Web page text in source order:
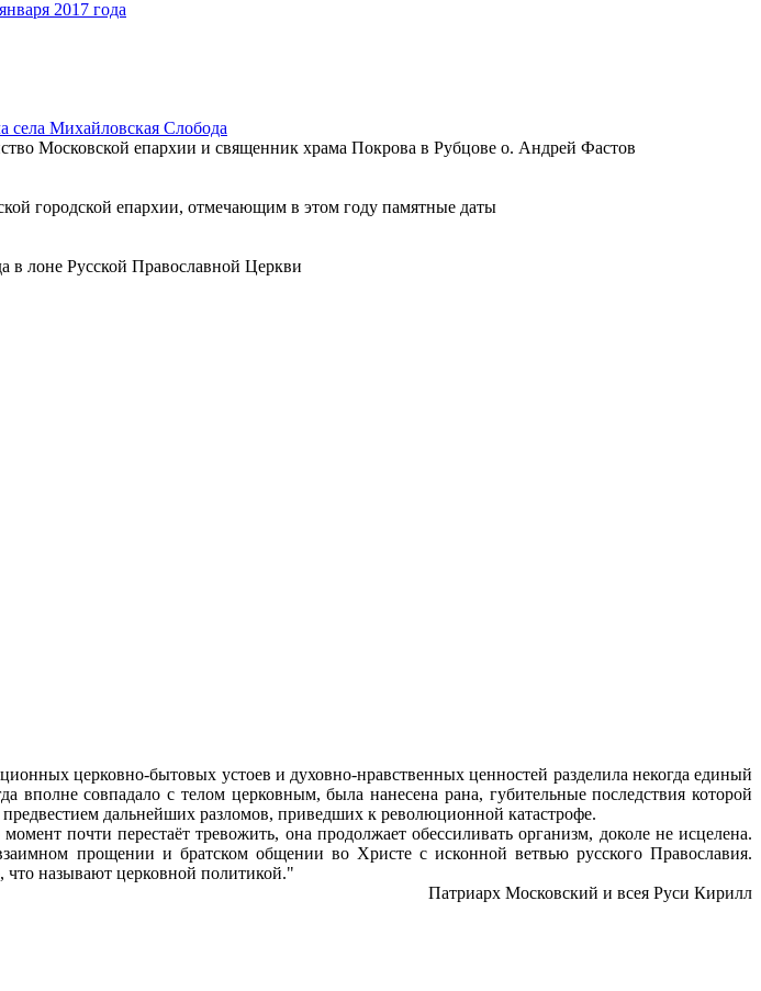
2017 года
села Михайловская Слобода
Московской епархии и священник храма Покрова в Рубцове о. Андрей Фастов
городской епархии, отмечающим в этом году памятные даты
в лоне Русской Православной Церкви
церковно-бытовых устоев и духовно-нравственных ценностей разделила некогда единый
совпадало с телом церковным, была нанесена рана, губительные последствия которой
дальнейших разломов, приведших к революционной катастрофе.
почти перестаёт тревожить, она продолжает обессиливать организм, доколе не исцелена.
прощении и братском общении во Христе с исконной ветвью русского Православия.
что называют церковной политикой."
Патриарх Московский и всея Руси Кирилл